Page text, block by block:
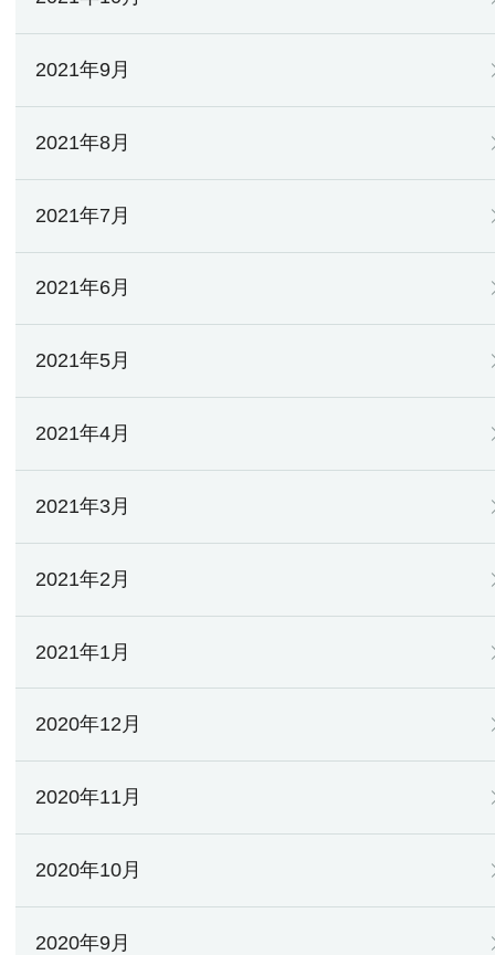
2021年9月
2021年8月
2021年7月
2021年6月
2021年5月
2021年4月
2021年3月
2021年2月
2021年1月
2020年12月
2020年11月
2020年10月
2020年9月